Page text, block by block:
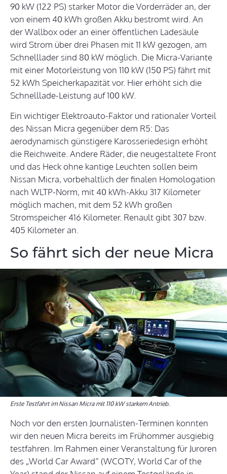
90 kW (122 PS) starker Motor die Vorderräder an, der
von einem 40 kWh großen Akku bestromt wird. An
der Wallbox oder an einer öffentlichen Ladesäule
wird Strom über drei Phasen mit 11 kW gezogen, am
Schnelllader sind 80 kW möglich. Die Micra-Variante
mit einer Motorleistung von 110 kW (150 PS) fährt mit
52 kWh Speicherkapazität vor. Hier erhöht sich die
Schnelllade-Leistung auf 100 kW.
Ein wichtiger Elektroauto-Faktor und rationaler Vorteil
des Nissan Micra gegenüber dem R5: Das
aerodynamisch günstigere Karosseriedesign erhöht
die Reichweite. Andere Räder, die neugestaltete Front
und das Heck ohne kantige Leuchten sollen beim
Nissan Micra, vorbehaltlich der finalen Homologation
nach WLTP-Norm, mit 40 kWh-Akku 317 Kilometer
möglich machen, mit dem 52 kWh großen
Stromspeicher 416 Kilometer. Renault gibt 307 bzw.
405 Kilometer an.
So fährt sich der neue Micra
Erste Testfahrt im Nissan Micra mit 110 kW starkem Antrieb.
Noch vor den ersten Journalisten-Terminen konnten
wir den neuen Micra bereits im Frühommer ausgiebig
testfahren. Im Rahmen einer Veranstaltung für Juroren
des „World Car Award“ (WCOTY, World Car of the